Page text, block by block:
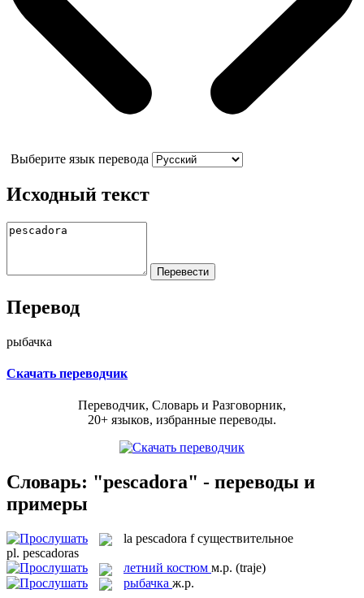
Выберите язык перевода
Исходный текст
Перевод
рыбачка
Скачать переводчик
Переводчик, Словарь и Разговорник,
20+ языков, избранные переводы.
Словарь: "pescadora" - переводы и
примеры
la pescadora f существительное
pl. pescadoras
летний костюм м.р. (traje)
рыбачка ж.р.